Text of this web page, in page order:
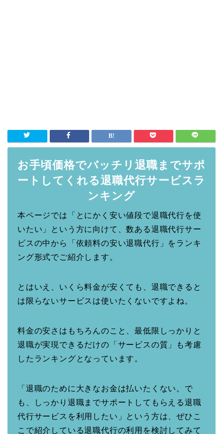
お手頃価格でバッチリ退職までサポ
ートしてくれる退職代行サービスラ
ンキング
本ページでは「とにかく安い値段で退職代行を使
いたい」という方に向けて、数ある退職代行サー
ビスの中から「依頼料の安い退職代行」をランキ
ング形式でご紹介します。
とはいえ、いくら料金が安くても、退職できると
は限らないサービスは使いたくないですよね。
料金の安さはもちろんのこと、最低限しっかりと
退職が実現できるだけの「サービスの質」も考慮
したランキングとなっています。
「退職のために大きなお金は払いたくない。で
も、しっかり退職までサポートしてもらえる退職
代行サービスを利用したい」という方は、ぜひこ
こで紹介している退職代行の利用を検討してみて